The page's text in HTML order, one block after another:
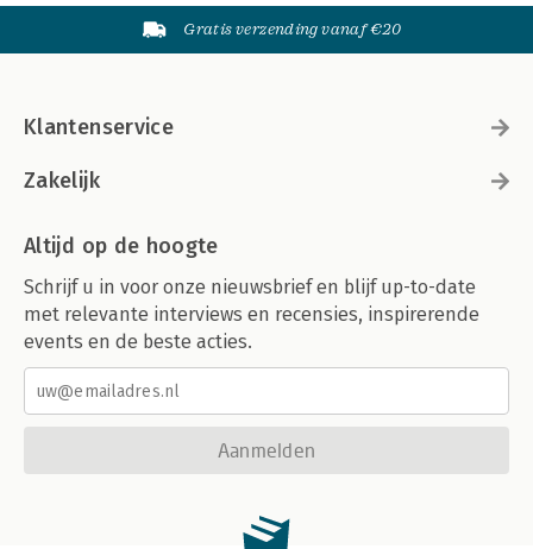
Gratis verzending vanaf €20
Klantenservice
Zakelijk
Altijd op de hoogte
Schrijf u in voor onze nieuwsbrief en blijf up-to-date
met relevante interviews en recensies, inspirerende
events en de beste acties.
Aanmelden